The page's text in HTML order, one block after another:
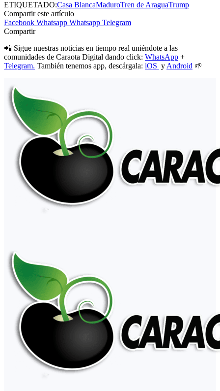
ETIQUETADO:Casa BlancaMaduroTren de AraguaTrump
Compartir este artículo
Facebook Whatsapp Whatsapp Telegram
Compartir
📲 Sigue nuestras noticias en tiempo real uniéndote a las
comunidades de Caraota Digital dando click: WhatsApp +
Telegram. También tenemos app, descárgala: iOS y Android 🌱